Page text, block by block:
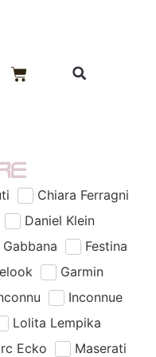
Chiara Ferragni
Daniel Klein
Festina
Garmin
Inconnue
Lolita Lempika
Ecko
Maserati